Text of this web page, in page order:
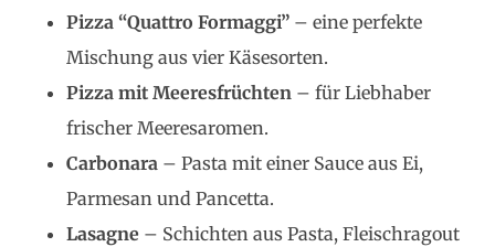
Pizza “Quattro Formaggi” – eine perfekte
Mischung aus vier Käsesorten.
Pizza mit Meeresfrüchten – für Liebhaber
frischer Meeresaromen.
Carbonara – Pasta mit einer Sauce aus Ei,
Parmesan und Pancetta.
Lasagne – Schichten aus Pasta, Fleischragout